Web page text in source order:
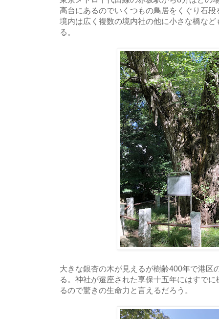
高台にあるのでいくつもの鳥居をくぐり石
境内は広く複数の境内社の他に小さな橋な
る。
大きな銀杏の木が見えるが樹齢400年で港区
る。神社が遷座された享保十五年にはすで
るので驚きの生命力と言えるだろう。